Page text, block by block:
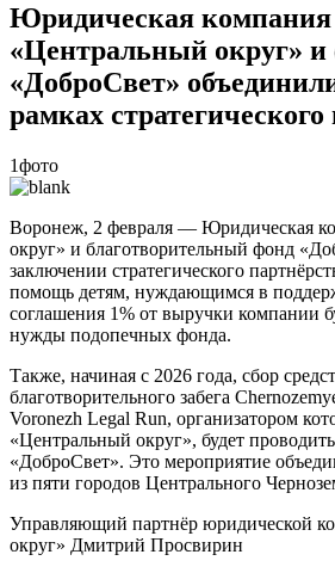
Юридическая компания
«Центральный округ» и
«ДоброСвет»
рамках стратегического
1фото
Воронеж, 2 февраля — Юридическая
округ» и благотворительный фонд
заключении стратегического
помощь детям, нуждающимся в
соглашения 1% от выручки компании
нужды подопечных фонда.
Также, начиная с 2026 года, сбор
благотворительного забега
Voronezh Legal Run, организатором
«Центральный округ», будет
«ДоброСвет». Это мероприятие
из пяти городов Центрального
Управляющий партнёр юридической
округ» Дмитрий Просвирин